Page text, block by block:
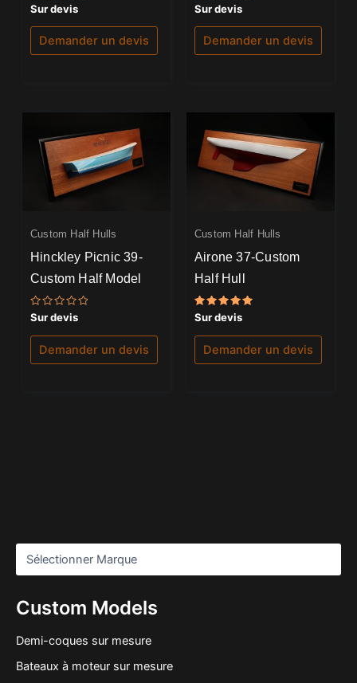
Custom Models
Demi-coques sur mesure
Bateaux à moteur sur mesure
Note
0
sur
Sur devis
Demander un devis
Note
0
sur
Sur devis
Demander un devis
Custom Half Hulls
Hinckley Picnic 39-
Custom Half Model
Note
0
sur
Sur devis
Demander un devis
Custom Half Hulls
Airone 37-Custom
Half Hull
Note
5.00
sur 5
Sur devis
Demander un devis